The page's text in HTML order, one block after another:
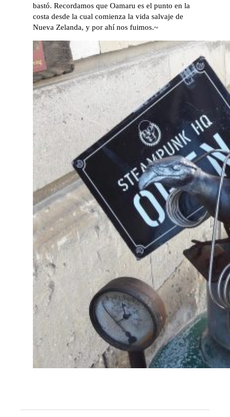
bastó. Recordamos que Oamaru es el punto en la
costa desde la cual comienza la vida salvaje de
Nueva Zelanda, y por ahí nos fuimos.~